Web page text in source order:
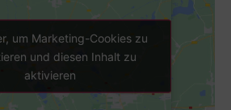
um Marketing-Cookies zu
und diesen Inhalt zu
aktivieren
um Marketing-Cookies zu
und diesen Inhalt zu
aktivieren